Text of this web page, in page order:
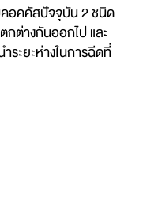
อคคัสปัจจุบัน 2 ชนิด
กต่างกันออกไป และ
ะยะห่างในการฉีดที่